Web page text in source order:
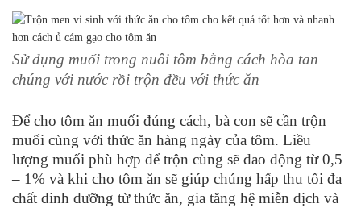
Sử dụng muối trong nuôi tôm bằng cách hòa tan
chúng với nước rồi trộn đều với thức ăn
Để cho tôm ăn muối đúng cách, bà con sẽ cần trộn
muối cùng với thức ăn hàng ngày của tôm. Liều
lượng muối phù hợp để trộn cùng sẽ dao động từ 0,5
– 1% và khi cho tôm ăn sẽ giúp chúng hấp thu tối đa
chất dinh dưỡng từ thức ăn, gia tăng hệ miễn dịch và